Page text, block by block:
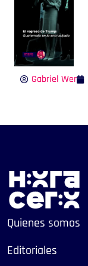
Gabriel Wer
Quienes somos
Editoriales